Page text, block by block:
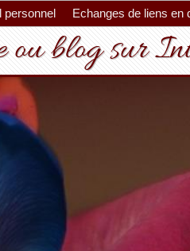
personnel Echanges de liens en
ou blog sur